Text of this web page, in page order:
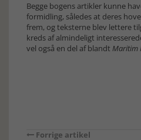
Begge bogens artikler kunne
formidling, således at deres
frem, og teksterne blev lettere
kreds af almindeligt
vel også en del af blandt Maritim
Forrige artikel